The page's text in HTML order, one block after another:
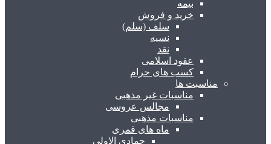
بیمه
خرید و فروش
سلف (سلم)
نسیه
نقد
عقود اسلامی
کسب های حرام
مناسبت ها
مناسبات غیر مذهبی
مجالس عروسی
مناسبات مذهبی
ماه های قمری
جمادی الاولی